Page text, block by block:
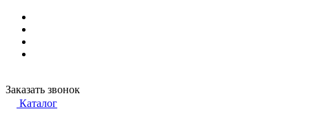
Заказать звонок
Каталог